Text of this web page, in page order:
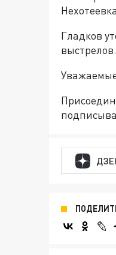
Гладков
выстрелов.